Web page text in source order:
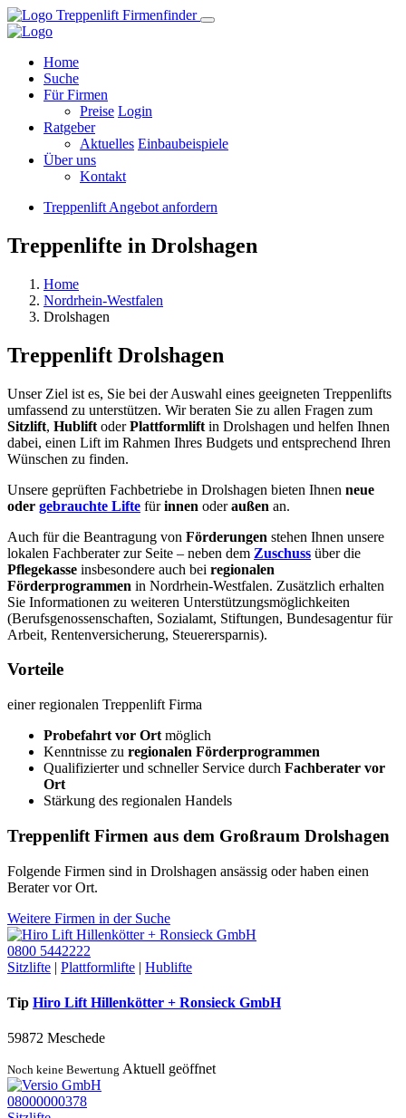
Home
Suche
Für Firmen
Preise Login
Ratgeber
Aktuelles Einbaubeispiele
Über uns
Kontakt
Treppenlift Angebot anfordern
Treppenlifte in Drolshagen
Home
Nordrhein-Westfalen
Drolshagen
Treppenlift Drolshagen
Unser Ziel ist es, Sie bei der Auswahl eines geeigneten Treppenlifts
umfassend zu unterstützen. Wir beraten Sie zu allen Fragen zum
Sitzlift, Hublift oderPlattformlift in Drolshagen und helfen Ihnen
dabei, einen Lift im Rahmen Ihres Budgets und entsprechend Ihren
Wünschen zu finden.
Unsere geprüften Fachbetriebe in Drolshagen bieten Ihnen neue
oder gebrauchte Lifte fürinnen oderaußen an.
Auch für die Beantragung von Förderungen stehen Ihnen unsere
lokalen Fachberater zur Seite – neben dem Zuschuss über die
Pflegekasse insbesondere auch bei regionalen
Förderprogrammen in Nordrhein-Westfalen. Zusätzlich erhalten
Sie Informationen zu weiteren Unterstützungsmöglichkeiten
(Berufsgenossenschaften, Sozialamt, Stiftungen, Bundesagentur für
Arbeit, Rentenversicherung, Steuerersparnis).
Vorteile
einer regionalen Treppenlift Firma
Probefahrt vor Ort möglich
Kenntnisse zu regionalen Förderprogrammen
Qualifizierter und schneller Service durch Fachberater vor
Ort
Stärkung des regionalen Handels
Treppenlift Firmen aus dem Großraum Drolshagen
Folgende Firmen sind in Drolshagen ansässig oder haben einen
Berater vor Ort.
Weitere Firmen in der Suche
0800 5442222
Sitzlifte | Plattformlifte | Hublifte
Tip Hiro Lift Hillenkötter + Ronsieck GmbH
59872 Meschede
Noch keine Bewertung Aktuell geöffnet
08000000378